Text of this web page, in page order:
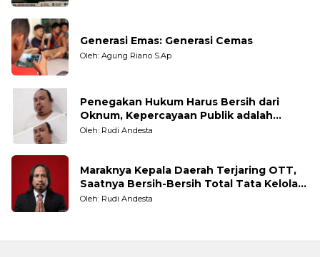
Generasi Emas: Generasi Cemas
Oleh: Agung Riano S.Ap
Penegakan Hukum Harus Bersih dari
Oknum, Kepercayaan Publik adalah
Taruhannya
Oleh: Rudi Andesta
Maraknya Kepala Daerah Terjaring OTT,
Saatnya Bersih-Bersih Total Tata Kelola
Pemerintahan
Oleh: Rudi Andesta